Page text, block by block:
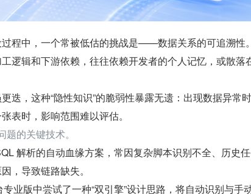
程中，一个常被低估的挑战是——数据关系的可追溯性。
逻辑和下游依赖，往往依赖开发者的个人记忆，或散落
迭，这种“隐性知识”的脆弱性暴露无遗：出现数据异常
表时，影响范围难以评估。
的关键技术。
解析的自动血缘方案，常因复杂脚本识别不全、历史
，导致链路缺失。
业版中尝试了一种“双引擎”设计思路，将自动识别与手